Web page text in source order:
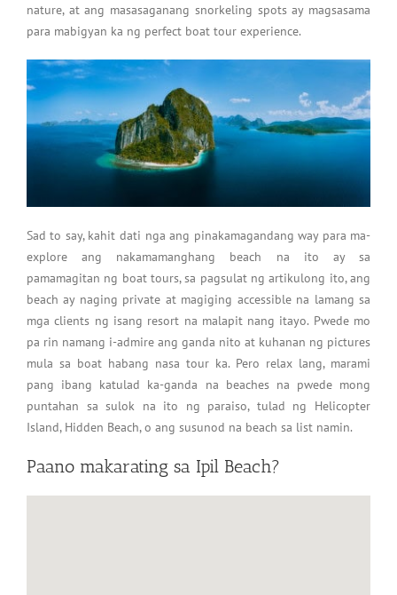
nature, at ang masasaganang snorkeling spots ay magsasama
para mabigyan ka ng perfect boat tour experience.
Sad to say, kahit dati nga ang pinakamagandang way para ma-
explore ang nakamamanghang beach na ito ay sa
pamamagitan ng boat tours, sa pagsulat ng artikulong ito, ang
beach ay naging private at magiging accessible na lamang sa
mga clients ng isang resort na malapit nang itayo. Pwede mo
pa rin namang i-admire ang ganda nito at kuhanan ng pictures
mula sa boat habang nasa tour ka. Pero relax lang, marami
pang ibang katulad ka-ganda na beaches na pwede mong
puntahan sa sulok na ito ng paraiso, tulad ng Helicopter
Island, Hidden Beach, o ang susunod na beach sa list namin.
Paano makarating sa Ipil Beach?